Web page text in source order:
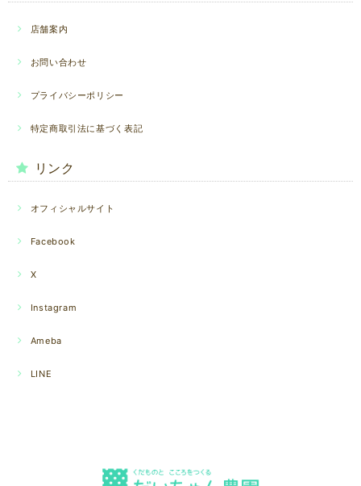
店舗案内
お問い合わせ
プライバシーポリシー
特定商取引法に基づく表記
リンク
オフィシャルサイト
Facebook
X
Instagram
Ameba
LINE